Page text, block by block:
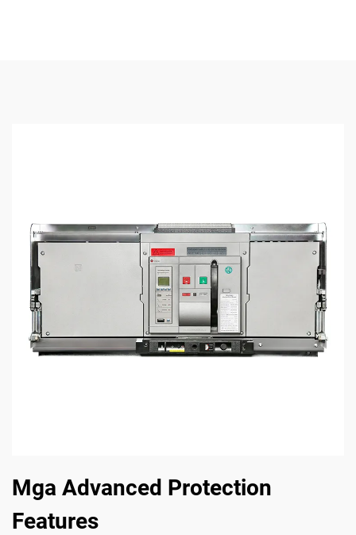
Mga Advanced Protection
Features